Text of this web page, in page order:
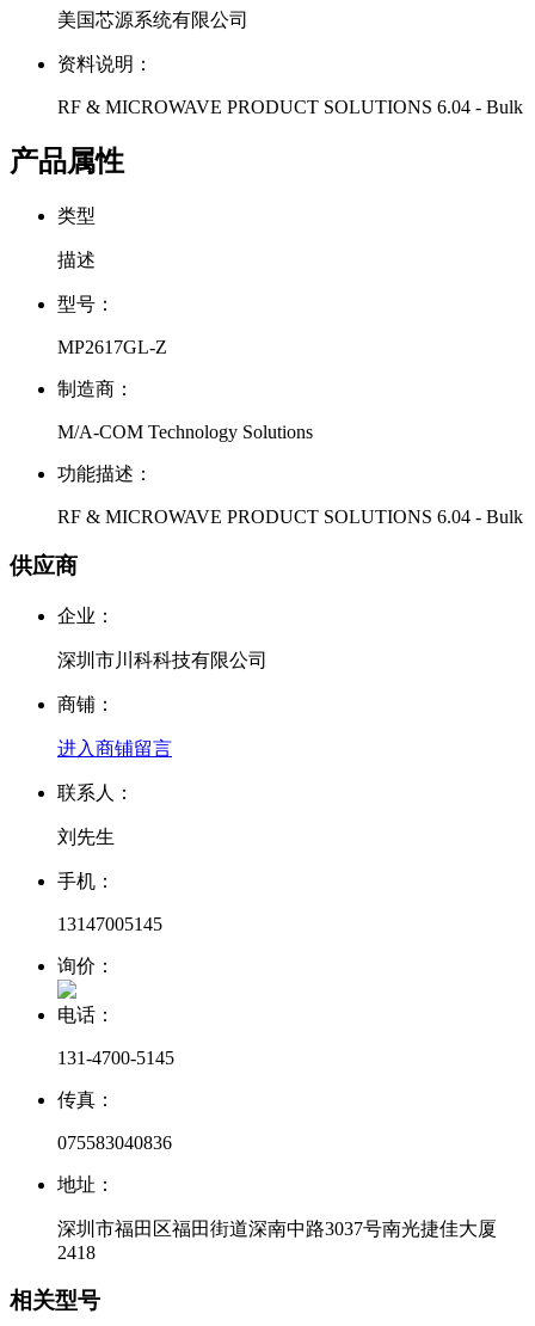
美国芯源系统有限公司
资料说明：
RF & MICROWAVE PRODUCT SOLUTIONS 6.04 - Bulk
产品属性
类型
描述
型号：
MP2617GL-Z
制造商：
M/A-COM Technology Solutions
功能描述：
RF & MICROWAVE PRODUCT SOLUTIONS 6.04 - Bulk
供应商
企业：
深圳市川科科技有限公司
商铺：
进入商铺留言
联系人：
刘先生
手机：
13147005145
询价：
电话：
131-4700-5145
传真：
075583040836
地址：
深圳市福田区福田街道深南中路3037号南光捷佳大厦
2418
相关型号